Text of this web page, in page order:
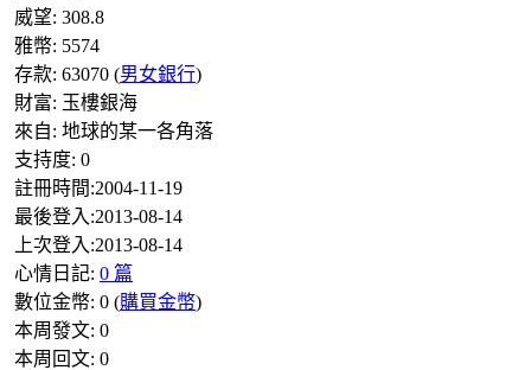
威望: 308.8
雅幣: 5574
存款: 63070 (男女銀行)
財富: 玉樓銀海
來自: 地球的某一各角落
支持度: 0
註冊時間:2004-11-19
最後登入:2013-08-14
上次登入:2013-08-14
心情日記: 0 篇
數位金幣: 0 (購買金幣)
本周發文: 0
本周回文: 0